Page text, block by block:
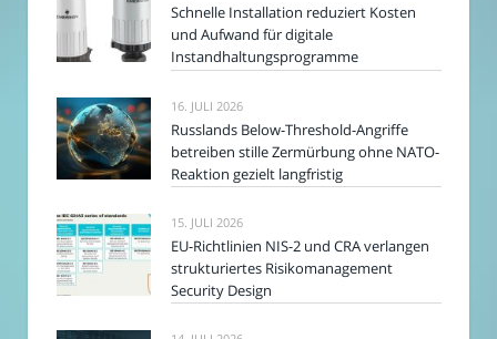
Schnelle Installation reduziert Kosten
und Aufwand für digitale
Instandhaltungsprogramme
16. JULI 2026
Russlands Below-Threshold-Angriffe
betreiben stille Zermürbung ohne NATO-
Reaktion gezielt langfristig
15. JULI 2026
EU-Richtlinien NIS-2 und CRA verlangen
strukturiertes Risikomanagement
Security Design